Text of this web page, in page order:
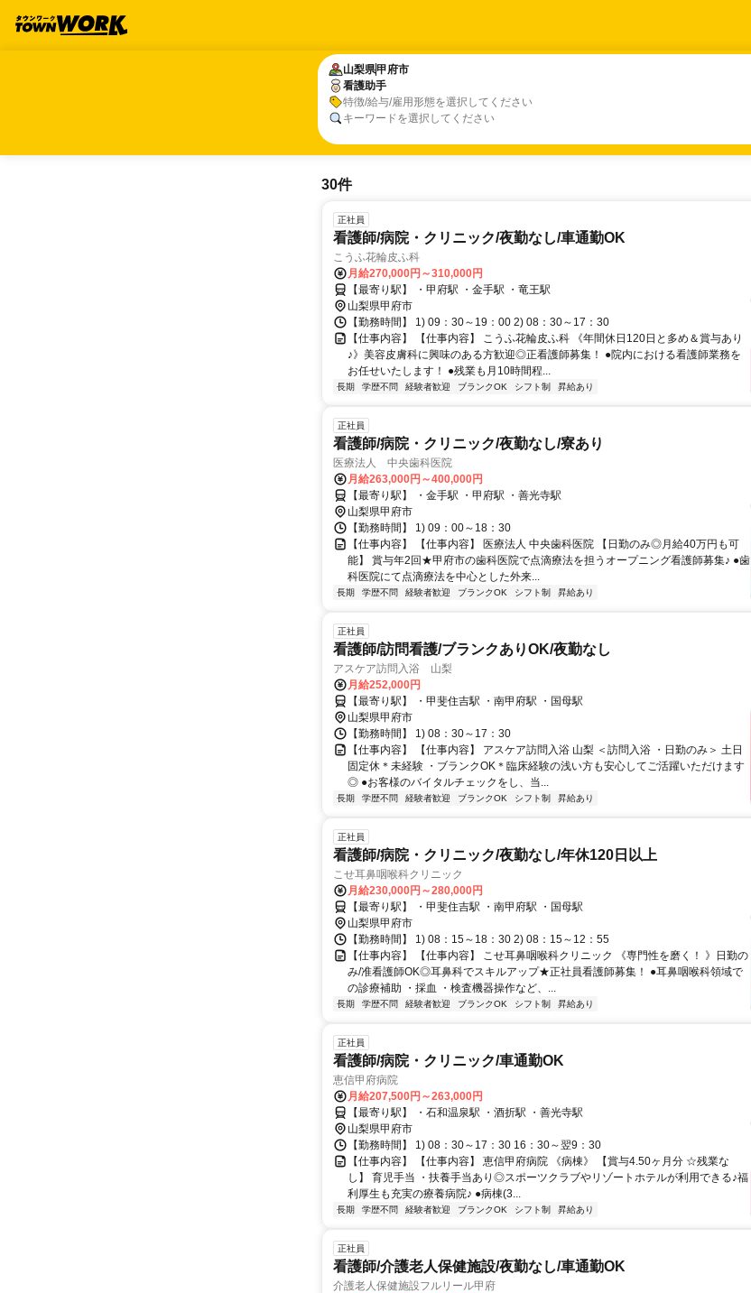
山梨県甲府市
看護助手
特徴/給与/雇用形態を選択してください
キーワードを選択してください
山梨県甲府市
看護助手
30件
正社員
看護師/病院・クリニック/夜勤なし/車通勤OK
こうふ花輪皮ふ科
月給270,000円～310,000円
【最寄り駅】 ・甲府駅 ・金手駅 ・竜王駅
山梨県甲府市
【勤務時間】 1) 09：30～19：00 2) 08：30～17：30
【仕事内容】 【仕事内容】 こうふ花輪皮ふ科 《年間休日120日と多め＆賞与あり
♪》美容皮膚科に興味のある方歓迎◎正看護師募集！ ●院内における看護師業務を
お任せいたします！ ●残業も月10時間程...
長期 学歴不問 経験者歓迎 ブランクOK シフト制 昇給あり
正社員
看護師/病院・クリニック/夜勤なし/寮あり
医療法人 中央歯科医院
月給263,000円～400,000円
【最寄り駅】 ・金手駅 ・甲府駅 ・善光寺駅
山梨県甲府市
【勤務時間】 1) 09：00～18：30
【仕事内容】 【仕事内容】 医療法人 中央歯科医院 【日勤のみ◎月給40万円も可
能】 賞与年2回★甲府市の歯科医院で点滴療法を担うオープニング看護師募集♪ ●歯
科医院にて点滴療法を中心とした外来...
長期 学歴不問 経験者歓迎 ブランクOK シフト制 昇給あり
正社員
看護師/訪問看護/ブランクありOK/夜勤なし
アスケア訪問入浴 山梨
月給252,000円
【最寄り駅】 ・甲斐住吉駅 ・南甲府駅 ・国母駅
山梨県甲府市
【勤務時間】 1) 08：30～17：30
【仕事内容】 【仕事内容】 アスケア訪問入浴 山梨 ＜訪問入浴 ・日勤のみ＞ 土日
固定休＊未経験 ・ブランクOK＊臨床経験の浅い方も安心してご活躍いただけます
◎ ●お客様のバイタルチェックをし、当...
長期 学歴不問 経験者歓迎 ブランクOK シフト制 昇給あり
正社員
看護師/病院・クリニック/夜勤なし/年休120日以上
こせ耳鼻咽喉科クリニック
月給230,000円～280,000円
【最寄り駅】 ・甲斐住吉駅 ・南甲府駅 ・国母駅
山梨県甲府市
【勤務時間】 1) 08：15～18：30 2) 08：15～12：55
【仕事内容】 【仕事内容】 こせ耳鼻咽喉科クリニック 《専門性を磨く！ 》日勤の
み/准看護師OK◎耳鼻科でスキルアップ★正社員看護師募集！ ●耳鼻咽喉科領域で
の診療補助 ・採血 ・検査機器操作など、...
長期 学歴不問 経験者歓迎 ブランクOK シフト制 昇給あり
正社員
看護師/病院・クリニック/車通勤OK
恵信甲府病院
月給207,500円～263,000円
【最寄り駅】 ・石和温泉駅 ・酒折駅 ・善光寺駅
山梨県甲府市
【勤務時間】 1) 08：30～17：30 16：30～翌9：30
【仕事内容】 【仕事内容】 恵信甲府病院 《病棟》 【賞与4.50ヶ月分 ☆残業な
し】 育児手当 ・扶養手当あり◎スポーツクラブやリゾートホテルが利用できる♪福
利厚生も充実の療養病院♪ ●病棟(3...
長期 学歴不問 経験者歓迎 ブランクOK シフト制 昇給あり
正社員
看護師/介護老人保健施設/夜勤なし/車通勤OK
介護老人保健施設フルリール甲府